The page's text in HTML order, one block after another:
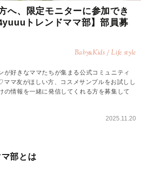
へ、限定モニターに参加でき
トレンドママ部】部員募
Baby&Kids / Life style
が好きなママたちが集まる公式コミュニティ
ママ友がほしい方、コスメサンプルをお試しし
の情報を一緒に発信してくれる方を募集して
2025.11.20
部とは